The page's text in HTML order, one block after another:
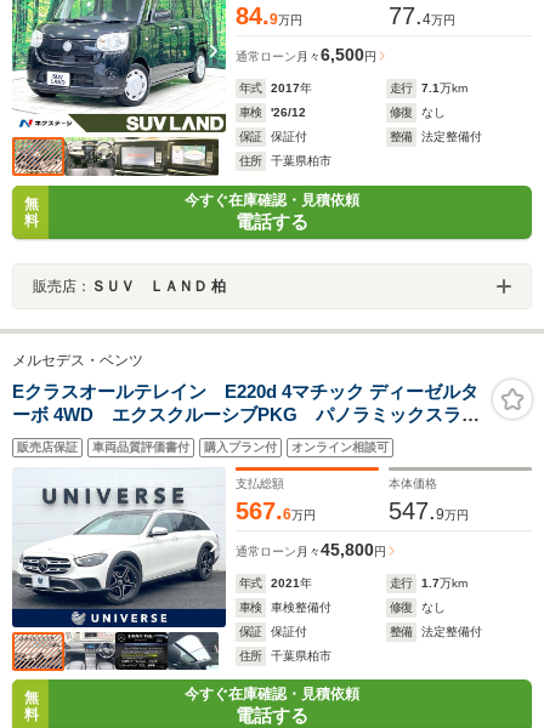
84.9万円 77.4万円
通常ローン 月々6,500円
年式 2017年 走行 7.1万km
車検
'26/12 修復
なし
保証
保証付 整備
法定整備付
住所
千葉県柏市
無
料
今すぐ在庫確認・見積依頼
電話する
販売店： ＳＵＶ ＬＡＮＤ 柏
メルセデス・ベンツ
Eクラスオールテレイン E220d 4マチック ディーゼルタ
ーボ 4WD エクスクルーシブPKG パノラミックスライ
ディングルーフ 全周囲カメラ Burmester レーダー
セーフティPKG 純正ナビTV シートヒーター ベンチ
レーター LEDヘッドランプ ETC 禁煙車
販売店保証 車両品質評価書付 購入プラン付 オンライン相談可
支払総額
567.6万円
本体価格
547.9万円
通常ローン 月々45,800円
年式 2021年 走行 1.7万km
車検
車検整備付 修復
なし
保証
保証付 整備
法定整備付
住所
千葉県柏市
無
料
今すぐ在庫確認・見積依頼
電話する